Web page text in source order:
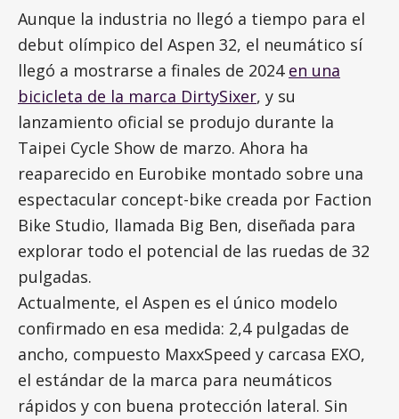
Aunque la industria no llegó a tiempo para el
debut olímpico del Aspen 32, el neumático sí
llegó a mostrarse a finales de 2024 en una
bicicleta de la marca DirtySixer, y su
lanzamiento oficial se produjo durante la
Taipei Cycle Show de marzo. Ahora ha
reaparecido en Eurobike montado sobre una
espectacular concept-bike creada por Faction
Bike Studio, llamada Big Ben, diseñada para
explorar todo el potencial de las ruedas de 32
pulgadas.
Actualmente, el Aspen es el único modelo
confirmado en esa medida: 2,4 pulgadas de
ancho, compuesto MaxxSpeed y carcasa EXO,
el estándar de la marca para neumáticos
rápidos y con buena protección lateral. Sin